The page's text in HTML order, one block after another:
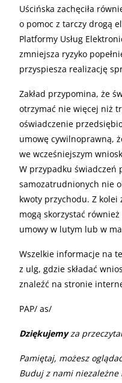
Uścińska zachęciła
o pomoc z tarczy drogą
Platformy Usług
zmniejsza ryzyko
przyspiesza realizację
Zakład przypomina, że
otrzymać nie więcej niż
oświadczenie
umowę cywilnoprawną,
we wcześniejszym
W przypadku świadczeń
samozatrudnionych nie
kwoty przychodu. Z kolei
mogą skorzystać
umowy w lutym lub w
Wszelkie informacje na
z ulg, gdzie składać
znaleźć na stronie
PAP/ as/
Dziękujemyza
Pamiętaj, możesz
Buduj z nami niezależne